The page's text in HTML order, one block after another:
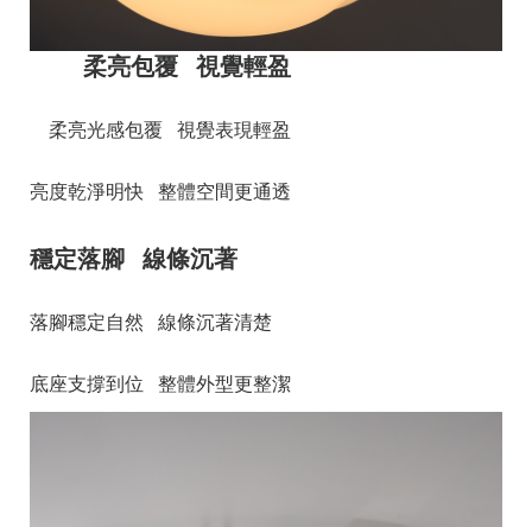
柔亮包覆 視覺輕盈
柔亮光感包覆 視覺表現輕盈
亮度乾淨明快 整體空間更通透
穩定落腳 線條沉著
落腳穩定自然 線條沉著清楚
底座支撐到位 整體外型更整潔